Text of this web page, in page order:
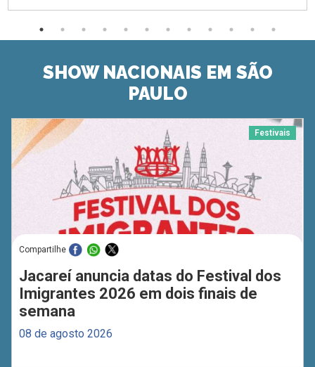
SHOW NACIONAIS EM SÃO
PAULO
Festivais
Compartilhe
Jacareí anuncia datas do Festival dos
Imigrantes 2026 em dois finais de
semana
08 de agosto 2026